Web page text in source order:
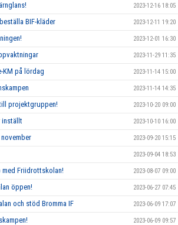
2023-12-16 18:05
BIF-kläder 2023-12-11 19:20
2023-12-01 16:30
2023-11-29 11:35
KM på lördag 2023-11-14 15:00
2023-11-14 14:35
projektgruppen! 2023-10-20 09:00
inställt 2023-10-10 16:00
2023-09-20 15:15
2023-09-04 18:53
med Friidrottskolan! 2023-08-07 09:00
öppen! 2023-06-27 07:45
och stöd Bromma IF 2023-06-09 17:07
2023-06-09 09:57